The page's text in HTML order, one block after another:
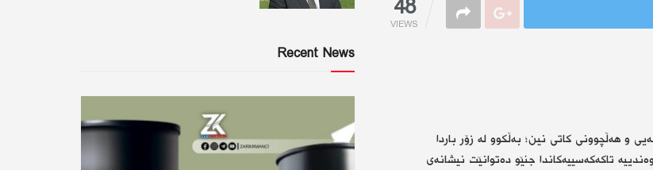
48
VIEWS
و هەڵچوونی کاتی نین؛ بەڵکوو لە زۆر باردا
تاکەکەسییەکاندا جنێو دەتوانێت نیشانەی
Recent News